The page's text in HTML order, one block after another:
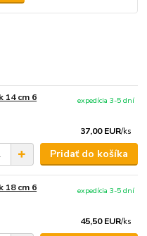
14 cm 6
37,00 EUR/ks
expedícia 3-5 dní
Pridať do košíka
18 cm 6
45,50 EUR/ks
expedícia 3-5 dní